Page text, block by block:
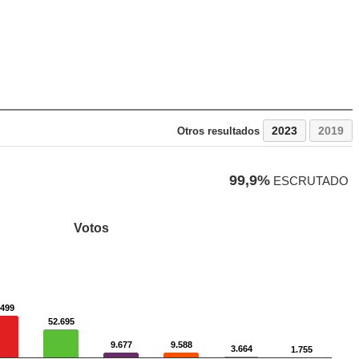
Otros resultados 2023 2019
99,9% ESCRUTADO
Votos
52.695
52.695
9.677
9.677 9.588
9.588 3.664
3.664 1.755
1.755